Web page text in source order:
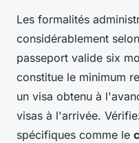
Les formalités
considérablement
passeport valide six
constitue le minimum
un visa obtenu à
visas à l'arrivée.
spécifiques comme le